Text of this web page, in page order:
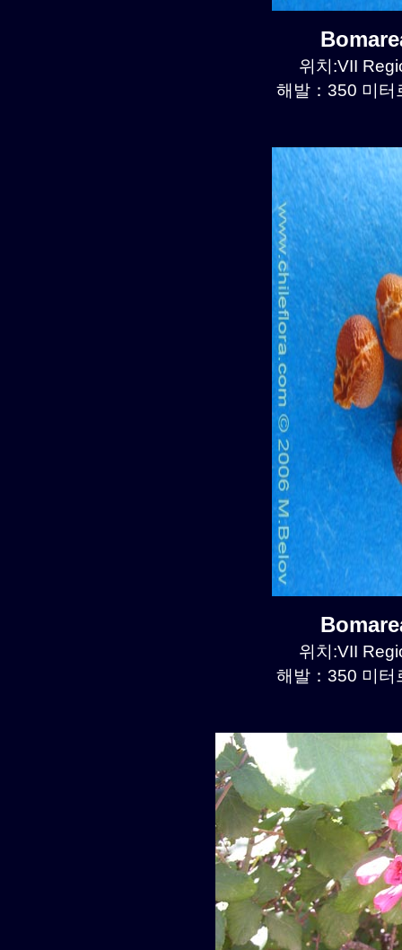
위치:VII
해발：350 미터
위치:VII
해발：350 미터